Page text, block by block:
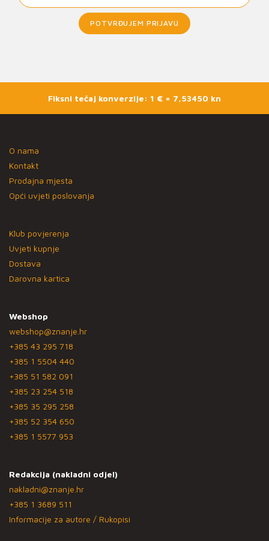
POTVRĐUJEM PRIJAVU
Fiksni tečaj konverzije: 1 € = 7,53450 kn
O nama
Kontakt
Prodajna mjesta
Opći uvjeti poslovanja
Klub povjerenja
Uvjeti kupnje
Dostava
Darovna kartica
Webshop
webshop@znanje.hr
+385 43 295 718
+385 1 5504 440
+385 51 582 091
+385 23 254 518
+385 35 295 258
+385 52 354 650
+385 1 5577 953
Redakcija (nakladni odjel)
nakladni@znanje.hr
+385 1 3689 511
Informacije za autore / Rukopisi